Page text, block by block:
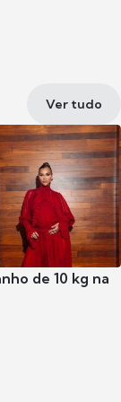
Ver tudo
de 10 kg na